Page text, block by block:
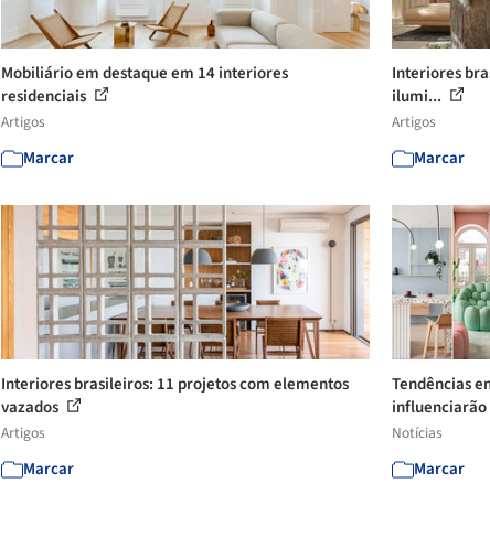
Mobiliário em destaque em 14 interiores
residenciais
Artigos
Marcar
Interiores
ilumi...
Artigos
Marcar
Interiores brasileiros: 11 projetos com elementos
vazados
Artigos
Marcar
Tendências
influenciarão
Notícias
Marcar